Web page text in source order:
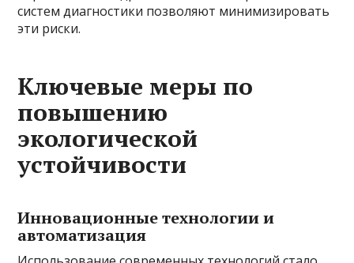
систем диагностики позволяют минимизировать
эти риски.
Ключевые меры по
повышению
экологической
устойчивости
Инновационные технологии и
автоматизация